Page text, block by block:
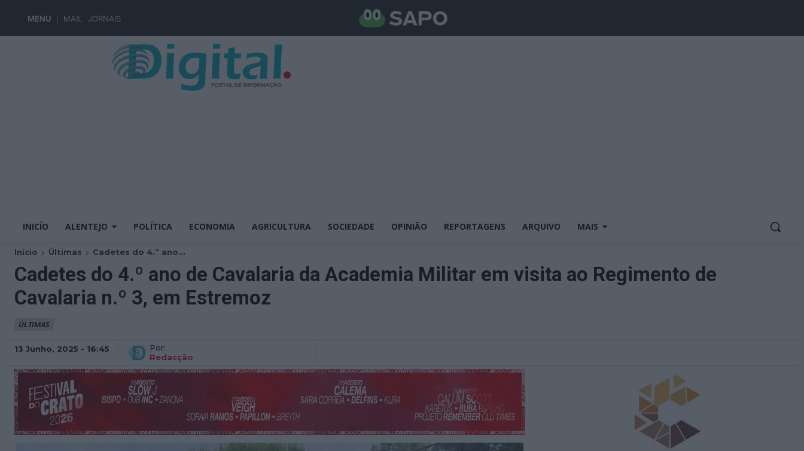
MENU MAIL JORNAIS
INICÍO ALENTEJO POLÍTICA ECONOMIA AGRICULTURA SOCIEDADE OPINIÃO REPORTAGENS ARQUIVO MAIS
Início Últimas Cadetes do 4.º ano...
Cadetes do 4.º ano de Cavalaria da Academia Militar em visita ao Regimento de
Cavalaria n.º 3, em Estremoz
ÚLTIMAS
13 Junho, 2025 - 16:45
Por:
Redacção